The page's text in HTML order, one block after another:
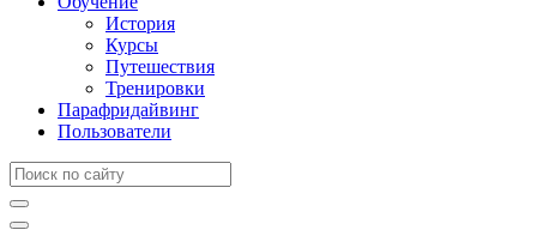
История
Курсы
Путешествия
Тренировки
Парафридайвинг
Пользователи